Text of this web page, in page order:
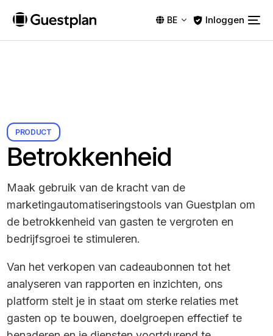
BE Inloggen
PRODUCT
Betrokkenheid
Maak gebruik van de kracht van de
marketingautomatiseringstools van Guestplan om
de betrokkenheid van gasten te vergroten en
bedrijfsgroei te stimuleren.
Van het verkopen van cadeaubonnen tot het
analyseren van rapporten en inzichten, ons
platform stelt je in staat om sterke relaties met
gasten op te bouwen, doelgroepen effectief te